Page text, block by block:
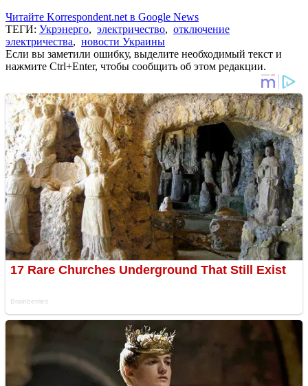
Читайте Korrespondent.net в Google News
ТЕГИ: Укрэнерго, электричество, отключение
электричества, новости Украины
Если вы заметили ошибку, выделите необходимый текст и
нажмите Ctrl+Enter, чтобы сообщить об этом редакции.